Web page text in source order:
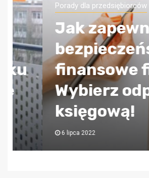
Porady dla przedsiębiorców
Jak zapewnić
finansowe
Wybierz
księgową!
6 lipca 2022